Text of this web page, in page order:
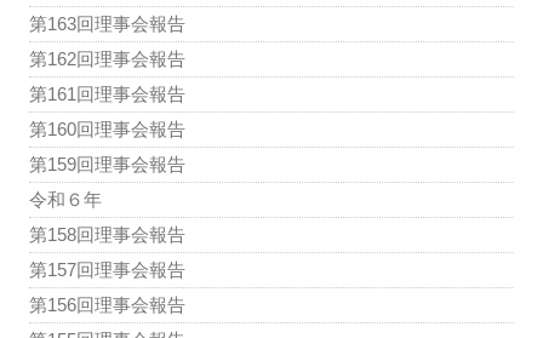
第163回理事会報告
第162回理事会報告
第161回理事会報告
第160回理事会報告
第159回理事会報告
令和６年
第158回理事会報告
第157回理事会報告
第156回理事会報告